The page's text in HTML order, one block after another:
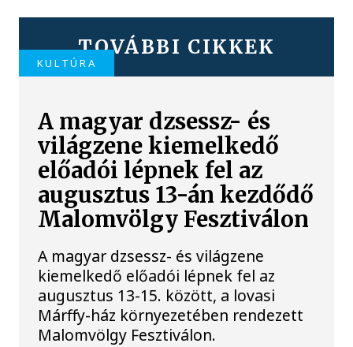
TOVÁBBI CIKKEK
KULTÚRA
A magyar dzsessz- és
világzene kiemelkedő
előadói lépnek fel az
augusztus 13-án kezdődő
Malomvölgy Fesztiválon
A magyar dzsessz- és világzene
kiemelkedő előadói lépnek fel az
augusztus 13-15. között, a lovasi
Márffy-ház környezetében rendezett
Malomvölgy Fesztiválon.